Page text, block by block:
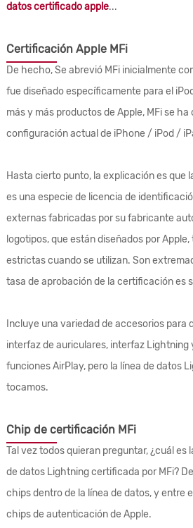
datos certificado apple...
Certificación Apple MFi
De hecho, Se abrevió MFi inicialmente
fue diseñado específicamente para el
más y más productos de Apple, MFi se
configuración actual de iPhone / iPod /
Hasta cierto punto, la explicación es que
es una especie de licencia de
externas fabricadas por su fabricante
logotipos, que están diseñados por
estrictas cuando se utilizan. Son
tasa de aprobación de la certificación es
Incluye una variedad de accesorios para
interfaz de auriculares, interfaz
funciones AirPlay, pero la línea de datos
tocamos.
Chip de certificación MFi
Tal vez todos quieran preguntar, ¿cuál es
de datos Lightning certificada por MFi?
chips dentro de la línea de datos, y entre
chips de autenticación de Apple.